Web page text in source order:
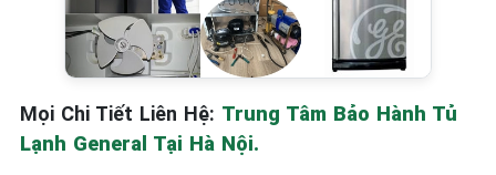
Mọi Chi Tiết Liên Hệ: Trung Tâm Bảo Hành Tủ
Lạnh General Tại Hà Nội.